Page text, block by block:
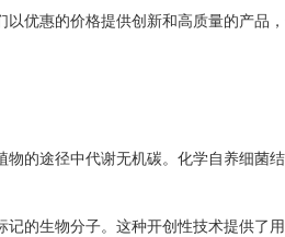
优惠的价格提供创新和高质量的产品
的途径中代谢无机碳。化学自养细菌
的生物分子。这种开创性技术提供了